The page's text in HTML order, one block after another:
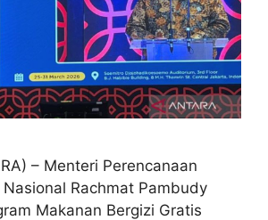
– Menteri Perencanaan
Rachmat Pambudy
Makanan Bergizi Gratis